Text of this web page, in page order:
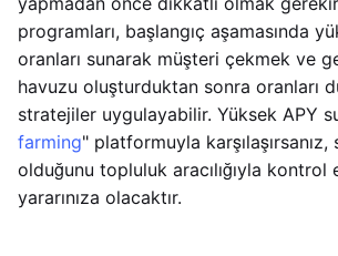
programları, başlangıç aşamasında
oranları sunarak müşteri çekmek ve
havuzu oluşturduktan sonra oranları
stratejiler uygulayabilir. Yüksek APY
farming" platformuyla
olduğunu topluluk aracılığıyla kontrol
yararınıza olacaktır.